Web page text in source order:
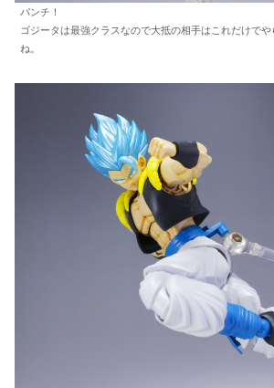
パンチ！
ゴジータは最強クラスなので大抵の相手はこれだけで
ね。